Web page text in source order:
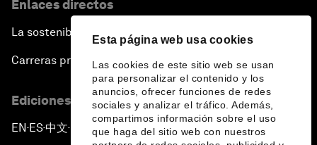
Esta página web usa cookies
Las cookies de este sitio web se usan
para personalizar el contenido y los
anuncios, ofrecer funciones de redes
sociales y analizar el tráfico. Además,
compartimos información sobre el uso
que haga del sitio web con nuestros
Enlaces directos
La sostenibilidad en el Foro
Carreras profesionales
Ediciones en otros idiomas
EN ▪ ES▪中文▪ 日本語